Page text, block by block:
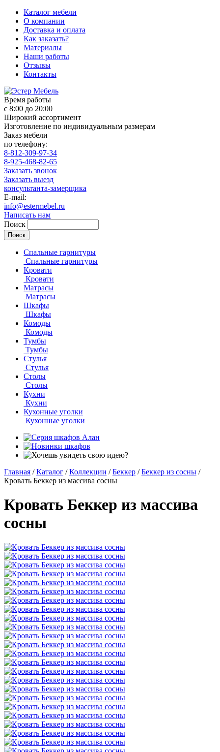
Каталог мебели
О компании
Доставка и оплата
Как заказать?
Материалы
Наши работы
Отзывы
Контакты
Время работы
с 8:00 до 20:00
Широкий ассортимент
Изготовление по индивидуальным размерам
Заказ мебели
по телефону:
8-812-309-97-34
8-925-468-82-65
Заказать звонок
Заказать выезд
консультанта-замерщика
E-mail:
info@estermebel.ru
Написать нам
Поиск
Спальные гарнитуры
Спальные гарнитуры
Кровати
Кровати
Матрасы
Матрасы
Шкафы
Шкафы
Комоды
Комоды
Тумбы
Тумбы
Стулья
Стулья
Столы
Столы
Кухни
Кухни
Кухонные уголки
Кухонные уголки
Главная / Каталог / Коллекции / Беккер / Беккер из сосны /
Кровать Беккер из массива сосны
Кровать Беккер из массива
сосны